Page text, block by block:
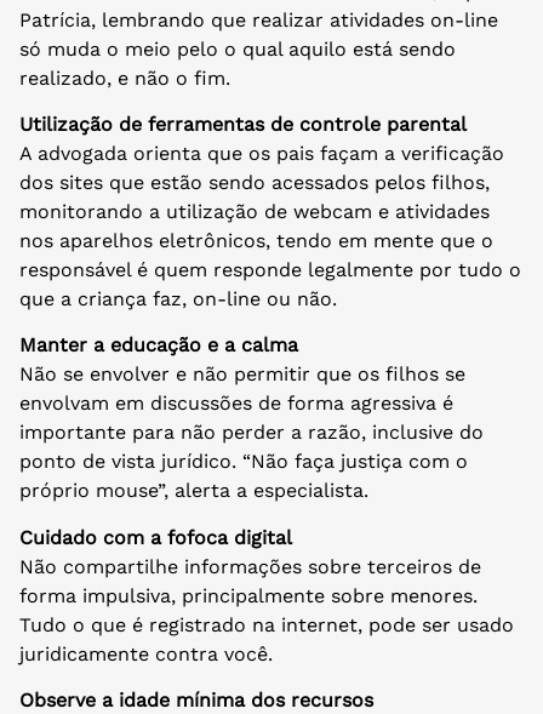
Patrícia, lembrando que realizar atividades on-line
só muda o meio pelo o qual aquilo está sendo
realizado, e não o fim.
Utilização de ferramentas de controle parental
A advogada orienta que os pais façam a verificação
dos sites que estão sendo acessados pelos filhos,
monitorando a utilização de webcam e atividades
nos aparelhos eletrônicos, tendo em mente que o
responsável é quem responde legalmente por tudo o
que a criança faz, on-line ou não.
Manter a educação e a calma
Não se envolver e não permitir que os filhos se
envolvam em discussões de forma agressiva é
importante para não perder a razão, inclusive do
ponto de vista jurídico. “Não faça justiça com o
próprio mouse”, alerta a especialista.
Cuidado com a fofoca digital
Não compartilhe informações sobre terceiros de
forma impulsiva, principalmente sobre menores.
Tudo o que é registrado na internet, pode ser usado
juridicamente contra você.
Observe a idade mínima dos recursos